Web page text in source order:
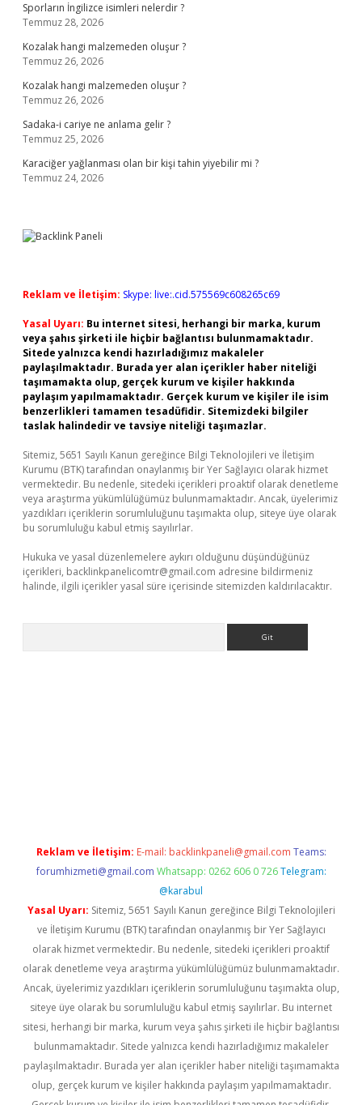
Sporların İngilizce isimleri nelerdir ?
Temmuz 28, 2026
Kozalak hangi malzemeden oluşur ?
Temmuz 26, 2026
Kozalak hangi malzemeden oluşur ?
Temmuz 26, 2026
Sadaka-i cariye ne anlama gelir ?
Temmuz 25, 2026
Karaciğer yağlanması olan bir kişi tahin yiyebilir mi ?
Temmuz 24, 2026
Reklam ve İletişim: Skype: live:.cid.575569c608265c69
Yasal Uyarı: Bu internet sitesi, herhangi bir marka, kurum
veya şahıs şirketi ile hiçbir bağlantısı bulunmamaktadır.
Sitede yalnızca kendi hazırladığımız makaleler
paylaşılmaktadır. Burada yer alan içerikler haber niteliği
taşımamakta olup, gerçek kurum ve kişiler hakkında
paylaşım yapılmamaktadır. Gerçek kurum ve kişiler ile isim
benzerlikleri tamamen tesadüfidir. Sitemizdeki bilgiler
taslak halindedir ve tavsiye niteliği taşımazlar.
Sitemiz, 5651 Sayılı Kanun gereğince Bilgi Teknolojileri ve İletişim
Kurumu (BTK) tarafından onaylanmış bir Yer Sağlayıcı olarak hizmet
vermektedir. Bu nedenle, sitedeki içerikleri proaktif olarak denetleme
veya araştırma yükümlülüğümüz bulunmamaktadır. Ancak, üyelerimiz
yazdıkları içeriklerin sorumluluğunu taşımakta olup, siteye üye olarak
bu sorumluluğu kabul etmiş sayılırlar.
Hukuka ve yasal düzenlemelere aykırı olduğunu düşündüğünüz
içerikleri, backlinkpanelicomtr@gmail.com adresine bildirmeniz
halinde, ilgili içerikler yasal süre içerisinde sitemizden kaldırılacaktır.
Reklam ve İletişim: E-mail: backlinkpaneli@gmail.com Teams:
forumhizmeti@gmail.com Whatsapp: 0262 606 0 726 Telegram:
@karabul
Yasal Uyarı: Sitemiz, 5651 Sayılı Kanun gereğince Bilgi Teknolojileri
ve İletişim Kurumu (BTK) tarafından onaylanmış bir Yer Sağlayıcı
olarak hizmet vermektedir. Bu nedenle, sitedeki içerikleri proaktif
olarak denetleme veya araştırma yükümlülüğümüz bulunmamaktadır.
Ancak, üyelerimiz yazdıkları içeriklerin sorumluluğunu taşımakta olup,
siteye üye olarak bu sorumluluğu kabul etmiş sayılırlar. Bu internet
sitesi, herhangi bir marka, kurum veya şahıs şirketi ile hiçbir bağlantısı
bulunmamaktadır. Sitede yalnızca kendi hazırladığımız makaleler
paylaşılmaktadır. Burada yer alan içerikler haber niteliği taşımamakta
olup, gerçek kurum ve kişiler hakkında paylaşım yapılmamaktadır.